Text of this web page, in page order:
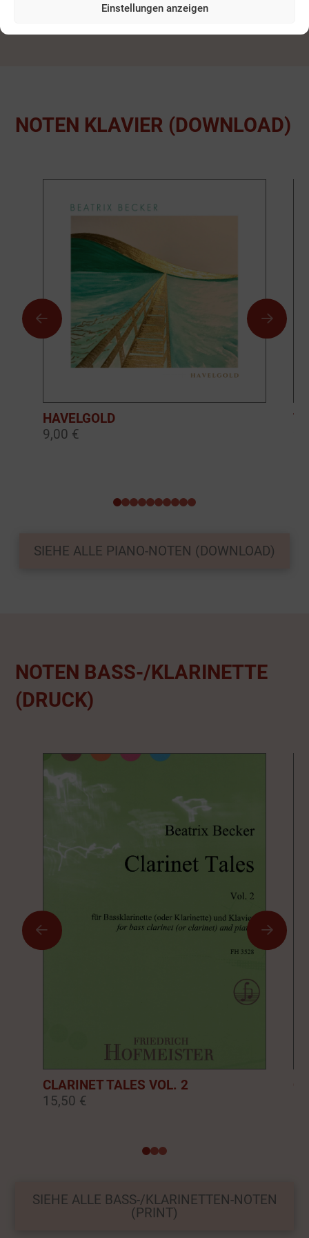
Einstellungen anzeigen
(DOWNLOAD)
NOTEN KLAVIER (DOWNLOAD)
HAVELGOLD
9,00 €
0123456789
SIEHE ALLE PIANO-NOTEN (DOWNLOAD)
NOTEN BASS-/KLARINETTE
(DRUCK)
CLARINET TALES VOL. 2
15,50 €
012
SIEHE ALLE BASS-/KLARINETTEN-NOTEN
(PRINT)